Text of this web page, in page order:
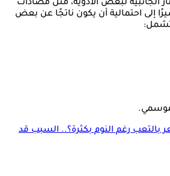
الجانبية لبعض الأدوية، مثل مضادات
إلى احتمالية أن يكون ناتجًا عن بعض
بالتعب رغم النوم بكثرة؟.. السبب قد